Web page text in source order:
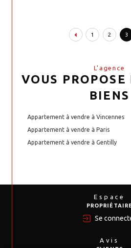
1 2 3
L'agence
VOUS PROPOSE
BIENS
Appartement à vendre à Vincennes
Appartement à vendre à Paris
Appartement à vendre à Gentilly
Espace
Se
Avis